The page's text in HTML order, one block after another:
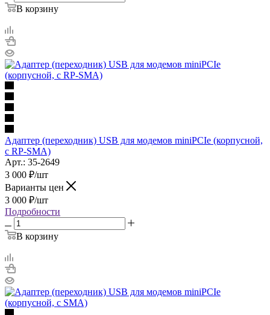
В корзину
Адаптер (переходник) USB для модемов miniPCIe (корпусной,
c RP-SMA)
Арт.: 35-2649
3 000 ₽/шт
Варианты цен
3 000 ₽/шт
Подробности
В корзину